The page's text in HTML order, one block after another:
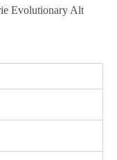
Evolutionary Alt